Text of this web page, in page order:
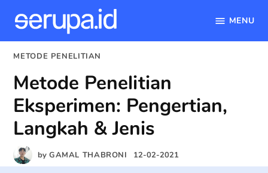
content
MENU
POSTED
METODE PENELITIAN
Metode Penelitian
Eksperimen: Pengertian,
Langkah & Jenis
by GAMAL THABRONI 12-02-2021